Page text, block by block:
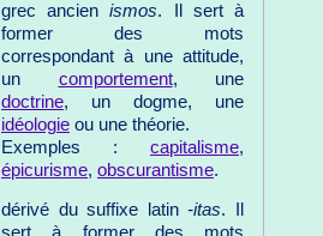
grec ancienismos. Il sert à
former des mots
correspondant à une attitude,
un comportement, une
doctrine, un dogme, une
idéologie ou une théorie.
Exemples : capitalisme,
épicurisme, obscurantisme.
dérivé du suffixe latin -itas. Il